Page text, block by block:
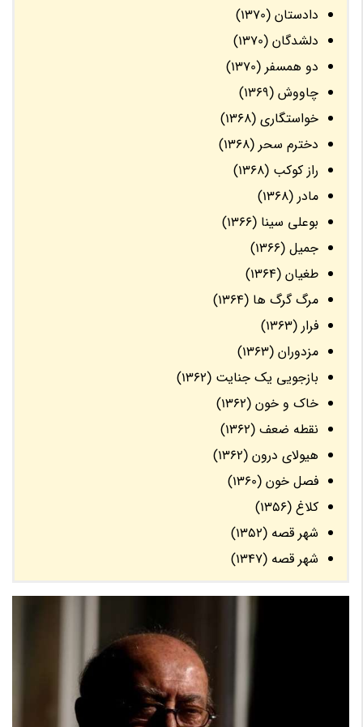
دادستان (1370)
دلشدگان (1370)
دو همسفر (1370)
چاووش (1369)
خواستگاری (1368)
دخترم سحر (1368)
راز کوکب (1368)
مادر (1368)
بوعلی سینا (1366)
جمیل (1366)
طغیان (1364)
مرگ گرگ ها (1364)
فرار (1363)
مزدوران (1363)
بازجویی یک جنایت (1362)
خاک و خون (1362)
نقطه ضعف (1362)
هیولای درون (1362)
فصل خون (1360)
کلاغ (1356)
شهر قصه (1352)
شهر قصه (1347)